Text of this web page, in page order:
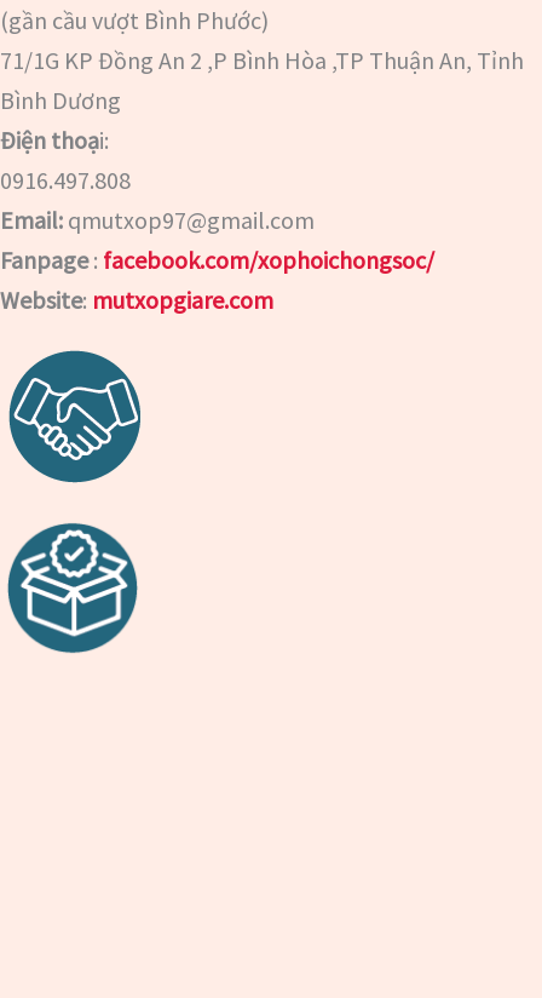
(gần cầu vượt Bình Phước)
71/1G KP Đồng An 2 ,P Bình Hòa ,TP Thuận An, Tỉnh
Bình Dương
Điện thoại:
0916.497.808
Email: qmutxop97@gmail.com
Fanpage: facebook.com/xophoichongsoc/
Website: mutxopgiare.com